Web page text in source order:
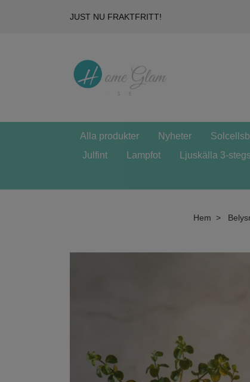
JUST NU FRAKTFRITT!
Alla produkter Nyheter
Julfint
Lampfot Ljuskälla 3-
Hem